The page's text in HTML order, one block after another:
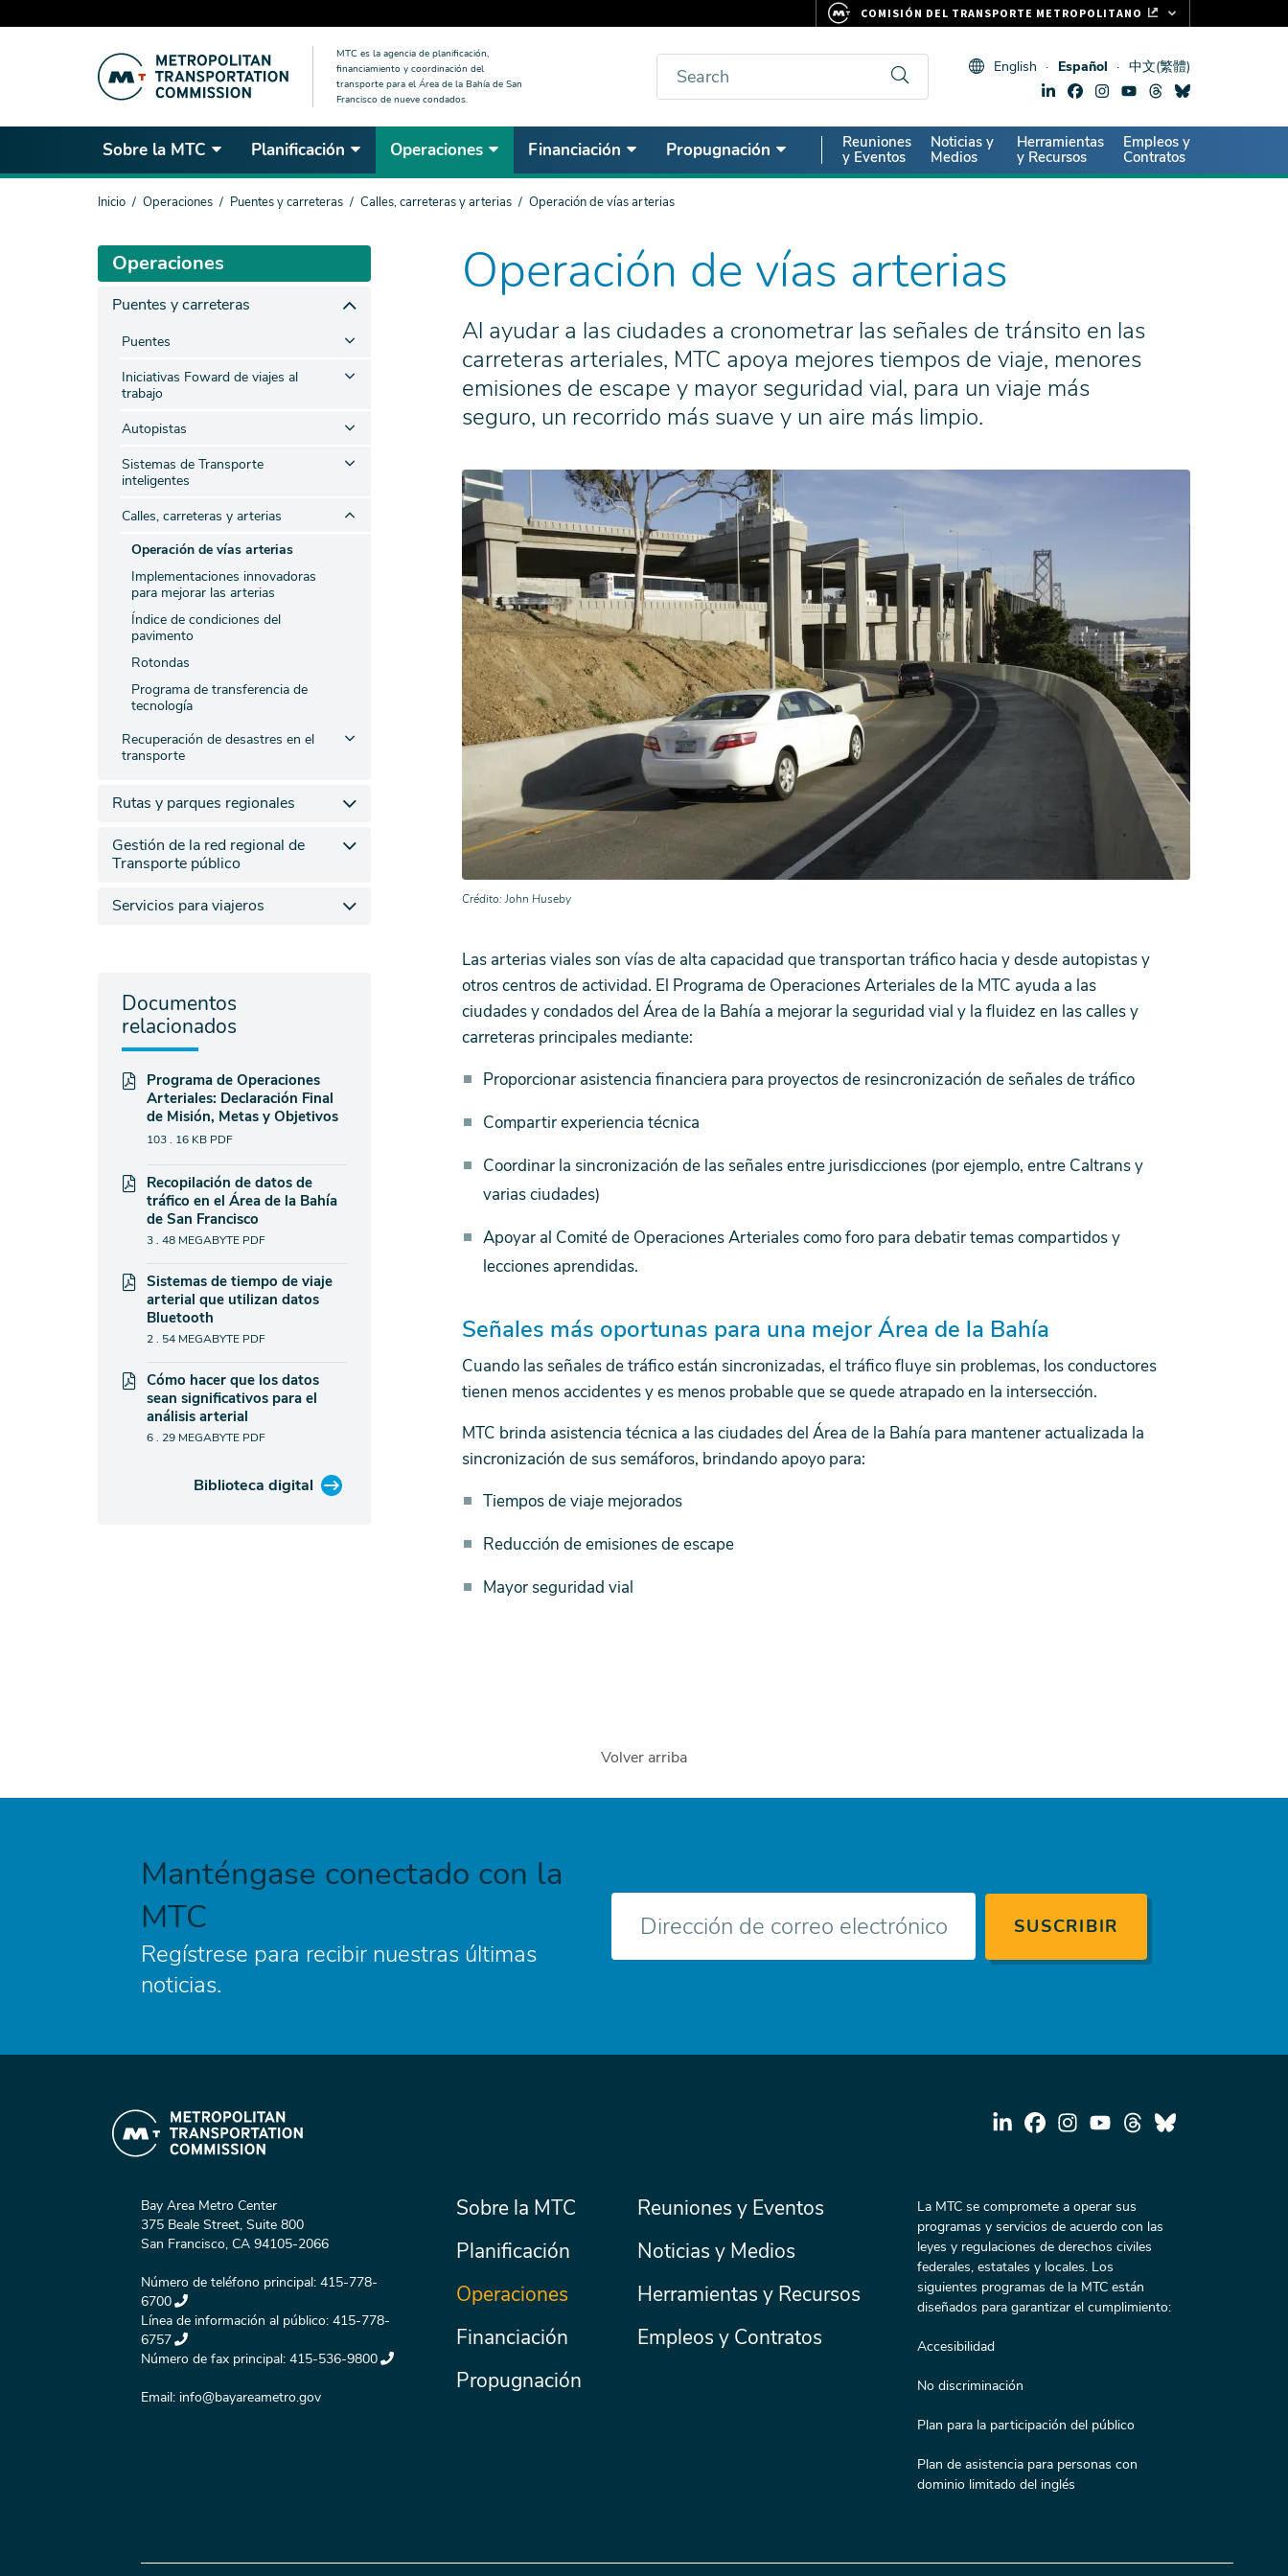
MTC es la agencia de planificación,
financiamiento y coordinación del
transporte para el Área de la Bahía de San
Francisco de nueve condados.
Buscar English Español 中文(繁體)
Sobre la MTC Planificación Operaciones Financiación Propugnación
Secondary
Nav
Reuniones
y Eventos
Noticias y
Medios
Herramientas
y Recursos
Empleos y
Contratos
Estás
Inicio Operaciones Puentes y carreteras Calles, carreteras y arterias Operación de vías arterias
Operación de vías arterias
Al ayudar a las ciudades a cronometrar las señales de tránsito en las
carreteras arteriales, MTC apoya mejores tiempos de viaje, menores
emisiones de escape y mayor seguridad vial, para un viaje más
seguro, un recorrido más suave y un aire más limpio.
Crédito John Huseby
Las arterias viales son vías de alta capacidad que transportan tráfico hacia y desde autopistas y
otros centros de actividad. El Programa de Operaciones Arteriales de la MTC ayuda a las
ciudades y condados del Área de la Bahía a mejorar la seguridad vial y la fluidez en las calles y
carreteras principales mediante:
Proporcionar asistencia financiera para proyectos de resincronización de señales de tráfico
Compartir experiencia técnica
Coordinar la sincronización de las señales entre jurisdicciones (por ejemplo, entre Caltrans y
varias ciudades)
Apoyar al Comité de Operaciones Arteriales como foro para debatir temas compartidos y
lecciones aprendidas.
Señales más oportunas para una mejor Área de la Bahía
Cuando las señales de tráfico están sincronizadas, el tráfico fluye sin problemas, los conductores
tienen menos accidentes y es menos probable que se quede atrapado en la intersección.
MTC brinda asistencia técnica a las ciudades del Área de la Bahía para mantener actualizada la
sincronización de sus semáforos, brindando apoyo para:
Tiempos de viaje mejorados
Reducción de emisiones de escape
Mayor seguridad vial
Documentos
relacionados
Programa de Operaciones
Arteriales: Declaración Final
de Misión, Metas y Objetivos
103 . 16 KB PDF
Recopilación de datos de
tráfico en el Área de la Bahía
de San Francisco
3 . 48 MEGABYTE PDF
Sistemas de tiempo de viaje
arterial que utilizan datos
Bluetooth
2 . 54 MEGABYTE PDF
Cómo hacer que los datos
sean significativos para el
análisis arterial
6 . 29 MEGABYTE PDF
Biblioteca digital
Operaciones
Puentes y carreteras
Puentes
Iniciativas Foward de viajes al
trabajo
Autopistas
Sistemas de Transporte
inteligentes
Calles, carreteras y arterias
Operación de vías arterias
Implementaciones innovadoras
para mejorar las arterias
Índice de condiciones del
pavimento
Rotondas
Programa de transferencia de
tecnología
Recuperación de desastres en el
transporte
Rutas y parques regionales
Gestión de la red regional de
Transporte público
Servicios para viajeros
Volver arriba
Manténgase conectado con la
MTC
Regístrese para recibir nuestras últimas
noticias.
electrónico
Bay Area Metro Center
375 Beale Street, Suite 800
San Francisco, CA 94105-2066
Número de teléfono principal: 415-778-
6700
Línea de información al público: 415-778-
6757
Número de fax principal: 415-536-9800
Email: info@bayareametro.gov
Menú
principal
Sobre la MTC
Planificación
Operaciones
Financiación
Propugnación
Secondary
Reuniones y Eventos
Noticias y Medios
Herramientas y Recursos
Empleos y Contratos
La MTC se compromete a operar sus
programas y servicios de acuerdo con las
leyes y regulaciones de derechos civiles
federales, estatales y locales. Los
siguientes programas de la MTC están
diseñados para garantizar el cumplimiento:
Accesibilidad
No discriminación
Plan para la participación del público
Plan de asistencia para personas con
dominio limitado del inglés
COMISIÓN DEL TRANSPORTE METROPOLITANO
CLIPPER CARD
511.ORG